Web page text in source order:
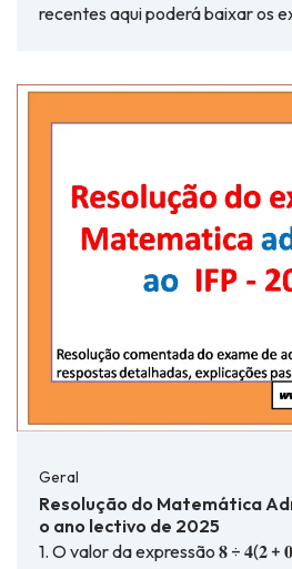
recentes aqui poderá baixar os
Geral
Resolução do Matemática
o ano lectivo de 2025
1. O valor da expressão 𝟖 ÷ 𝟒(𝟐 +